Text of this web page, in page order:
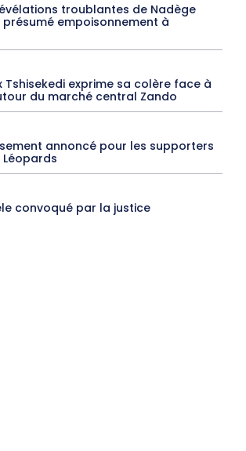
troublantes de Nadège
présumé empoisonnement à
Tshisekedi exprime sa colère face à
du marché central Zando
annoncé pour les supporters
convoqué par la justice